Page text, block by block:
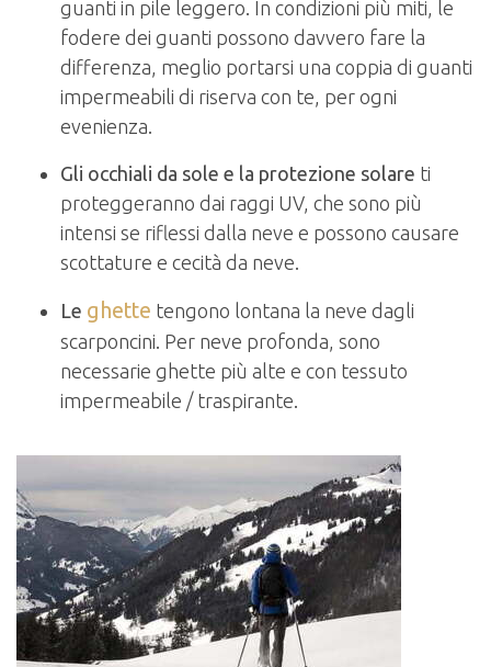
guanti in pile leggero. In condizioni più miti, le
fodere dei guanti possono davvero fare la
differenza, meglio portarsi una coppia di guanti
impermeabili di riserva con te, per ogni
evenienza.
Gli occhiali da sole e la protezione solare ti
proteggeranno dai raggi UV, che sono più
intensi se riflessi dalla neve e possono causare
scottature e cecità da neve.
Le ghette tengono lontana la neve dagli
scarponcini. Per neve profonda, sono
necessarie ghette più alte e con tessuto
impermeabile / traspirante.